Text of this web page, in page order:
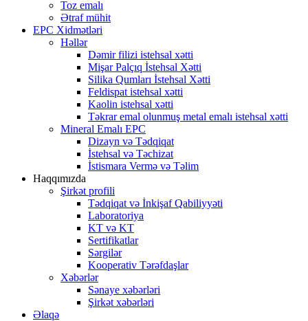
Toz emalı
Ətraf mühit
EPC Xidmətləri
Həllər
Dəmir filizi istehsal xətti
Mişar Palçıq İstehsal Xətti
Silika Qumları İstehsal Xətti
Feldispat istehsal xətti
Kaolin istehsal xətti
Təkrar emal olunmuş metal emalı istehsal xətti
Mineral Emalı EPC
Dizayn və Tədqiqat
İstehsal və Təchizat
İstismara Vermə və Təlim
Haqqımızda
Şirkət profili
Tədqiqat və İnkişaf Qabiliyyəti
Laboratoriya
KT və KT
Sertifikatlar
Sərgilər
Kooperativ Tərəfdaşlar
Xəbərlər
Sənaye xəbərləri
Şirkət xəbərləri
Əlaqə